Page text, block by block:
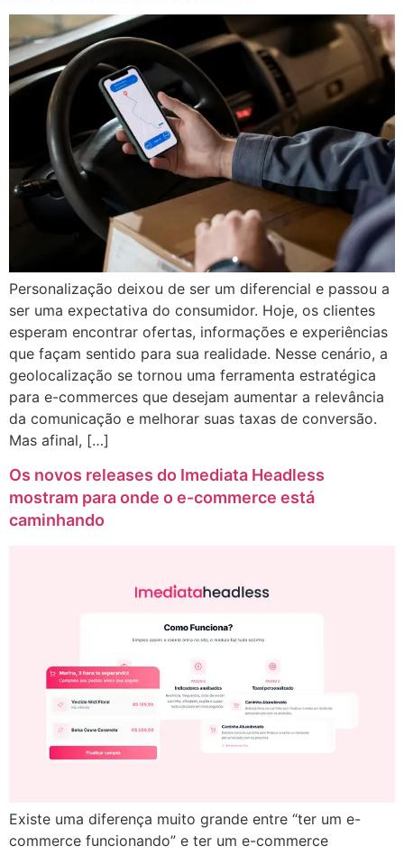
Personalização deixou de ser um diferencial e passou a
ser uma expectativa do consumidor. Hoje, os clientes
esperam encontrar ofertas, informações e experiências
que façam sentido para sua realidade. Nesse cenário, a
geolocalização se tornou uma ferramenta estratégica
para e-commerces que desejam aumentar a relevância
da comunicação e melhorar suas taxas de conversão.
Mas afinal, […]
Os novos releases do Imediata Headless
mostram para onde o e-commerce está
caminhando
Existe uma diferença muito grande entre “ter um e-
commerce funcionando” e ter um e-commerce